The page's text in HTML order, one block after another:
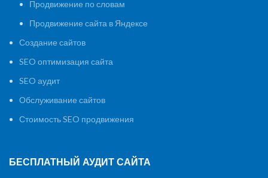
Продвижение по словам
Продвижение сайта в Яндексе
Создание сайтов
SEO оптимизация сайта
SEO аудит
Обслуживание сайтов
Стоимость SEO продвижения
БЕСПЛАТНЫЙ АУДИТ САЙТА